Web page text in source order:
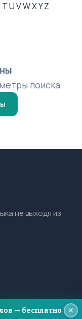
TUVWXYZ
поиска
не выходя из
— бесплатно